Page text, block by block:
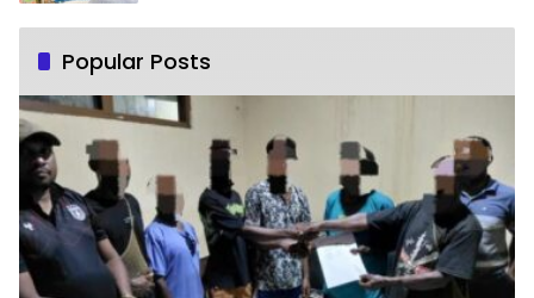
Popular Posts